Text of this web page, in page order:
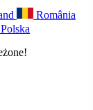
România
Polska